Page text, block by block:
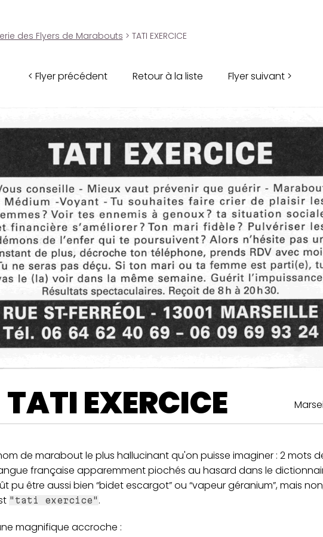
des Flyers de Marabouts > TATI EXERCICE
< Flyer précédent Retour à la liste Flyer suivant >
TATI EXERCICE
de marabout le plus hallucinant qu'on puisse imaginer : 2 mots
française apparemment piochés au hasard dans le
pu être aussi bien “bidet escargot” ou “vapeur géranium”, mais
"tati exercice" .
magnifique accroche :